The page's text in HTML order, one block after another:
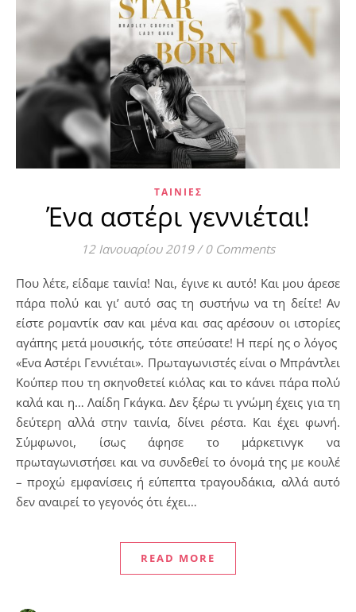
ΤΑΙΝΊΕΣ
Ένα αστέρι γεννιέται!
12 Ιανουαρίου 2019 / 0 Comments
Που λέτε, είδαμε ταινία! Ναι, έγινε κι αυτό! Και μου άρεσε
πάρα πολύ και γι’ αυτό σας τη συστήνω να τη δείτε! Αν
είστε ρομαντίκ σαν και μένα και σας αρέσουν οι ιστορίες
αγάπης μετά μουσικής, τότε σπεύσατε! Η περί ης ο λόγος
«Ενα Αστέρι Γεννιέται». Πρωταγωνιστές είναι ο Μπράντλει
Κούπερ που τη σκηνοθετεί κιόλας και το κάνει πάρα πολύ
καλά και η… Λαίδη Γκάγκα. Δεν ξέρω τι γνώμη έχεις για τη
δεύτερη αλλά στην ταινία, δίνει ρέστα. Και έχει φωνή.
Σύμφωνοι, ίσως άφησε το μάρκετινγκ να
πρωταγωνιστήσει και να συνδεθεί το όνομά της με κουλέ
– προχώ εμφανίσεις ή εύπεπτα τραγουδάκια, αλλά αυτό
δεν αναιρεί το γεγονός ότι έχει…
READ MORE